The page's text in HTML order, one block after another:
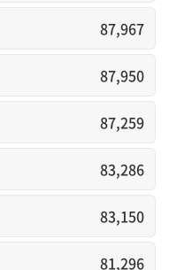
87,967
87,950
87,259
83,286
83,150
81,296